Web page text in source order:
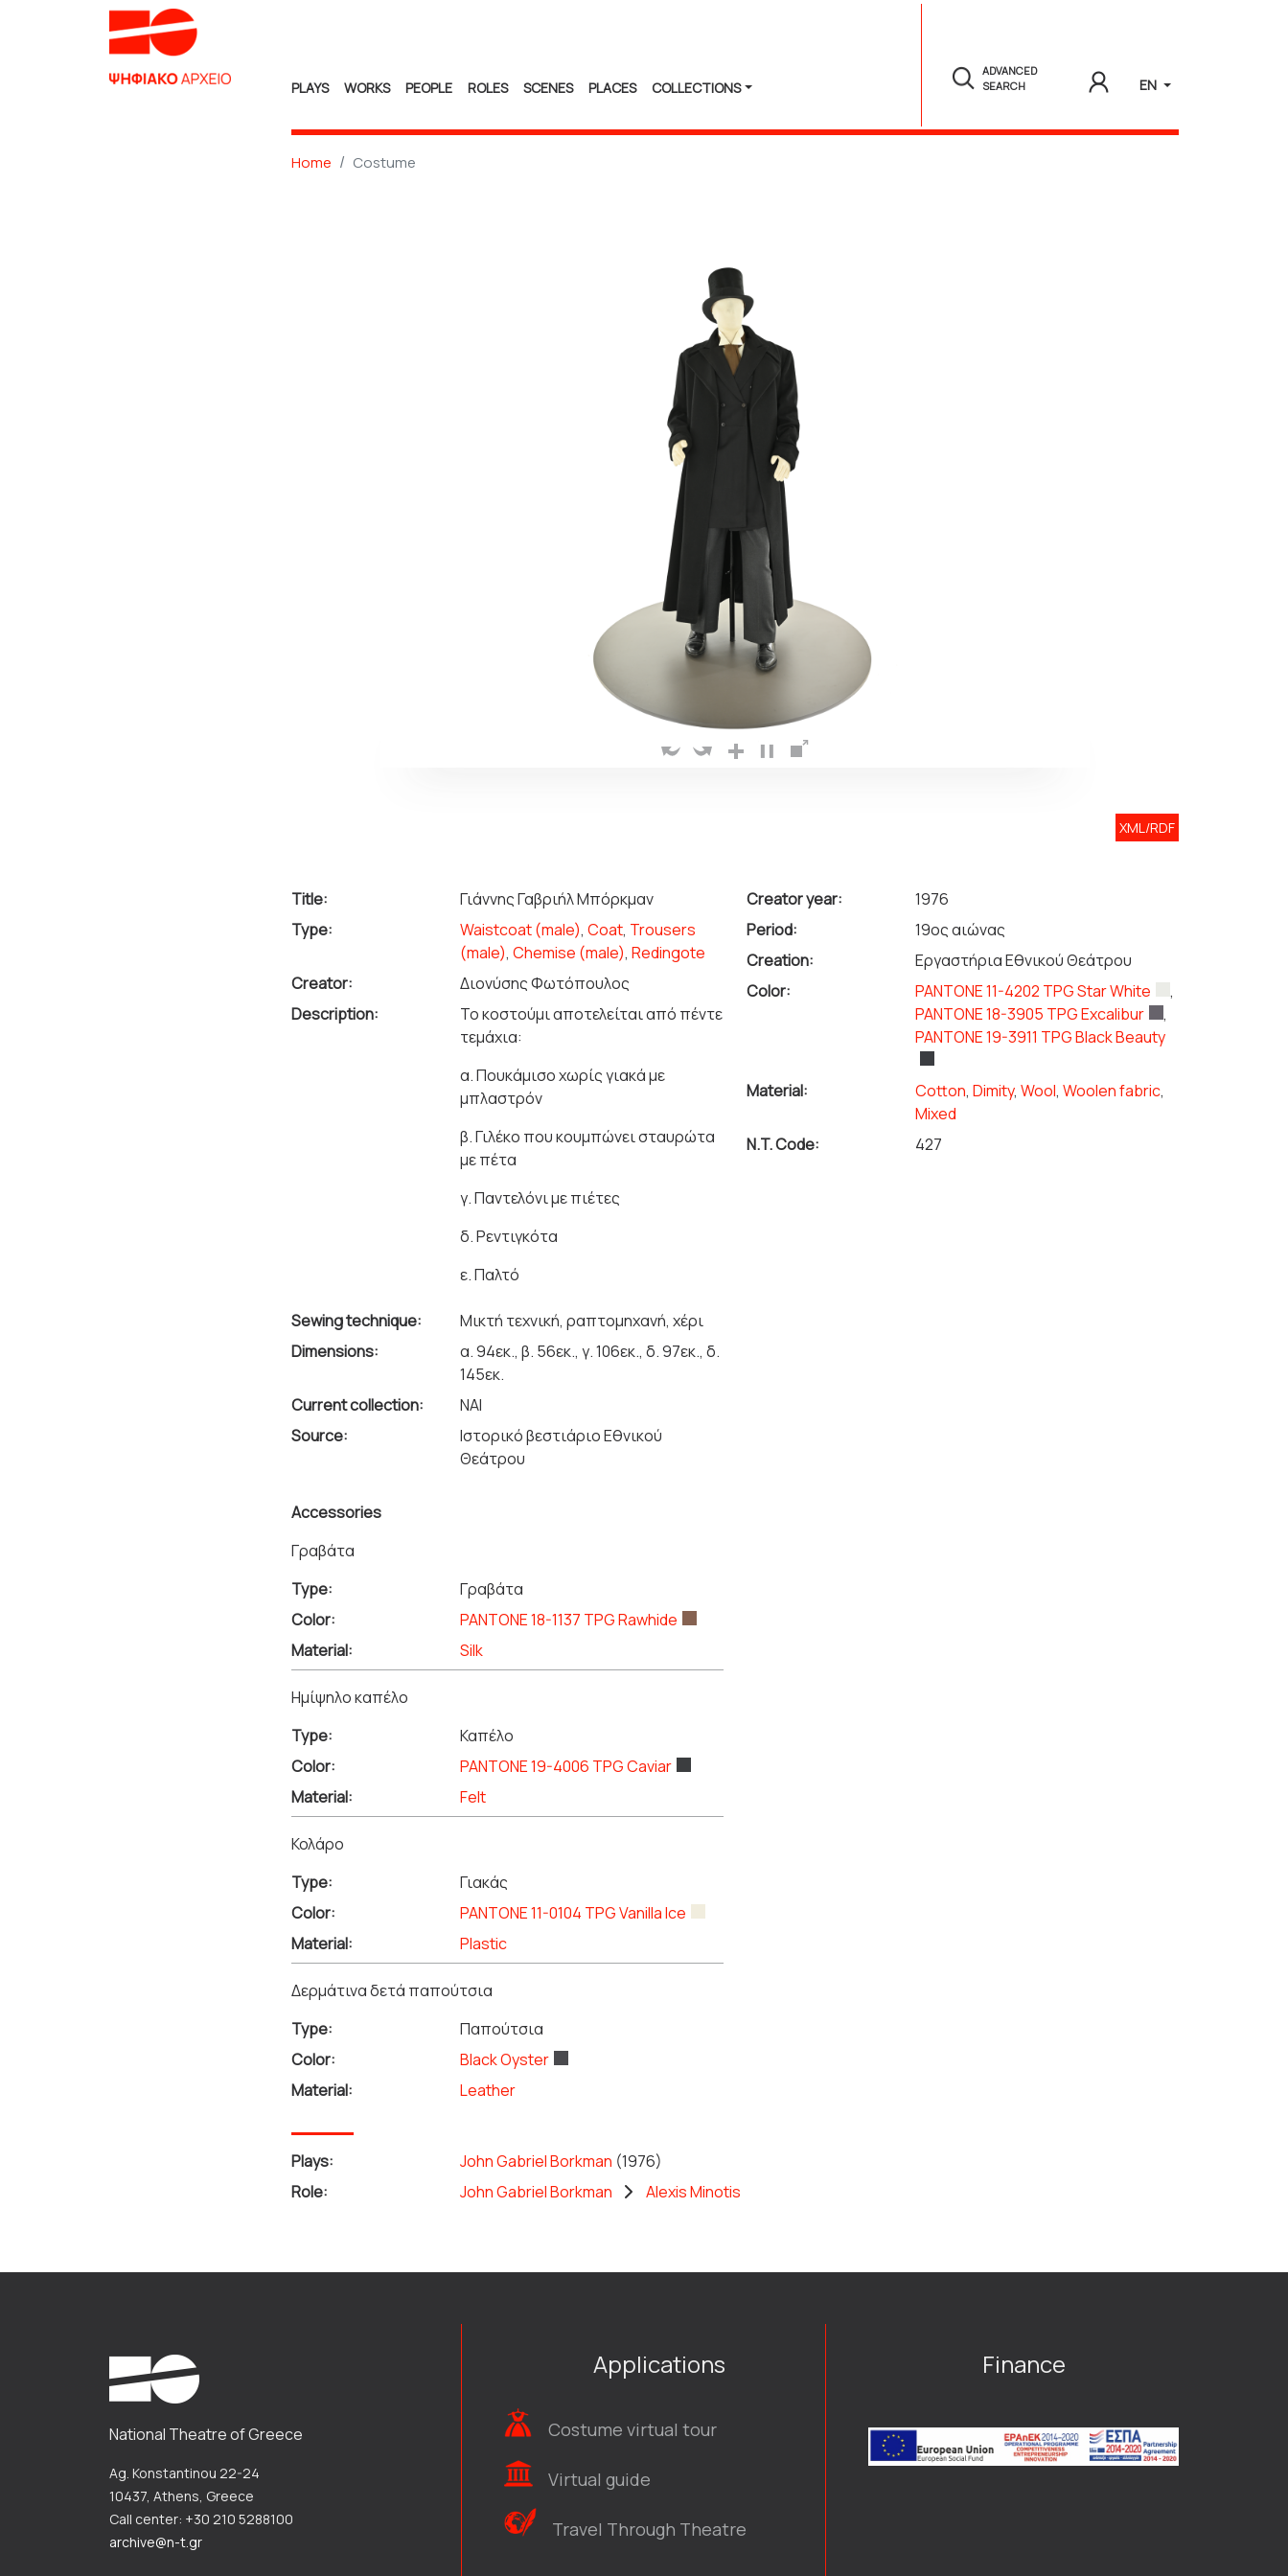
PLAYS WORKS PEOPLE ROLES SCENES PLACES COLLECTIONS
ADVANCED
SEARCH
EN
Home Costume
XML/RDF
Title:
Γιάννης Γαβριήλ Μπόρκμαν
Type:
Waistcoat (male), Coat, Trousers
(male), Chemise (male), Redingote
Creator:
Διονύσης Φωτόπουλος
Description:
Το κοστούμι αποτελείται από πέντε
τεμάχια:
α. Πουκάμισο χωρίς γιακά με
μπλαστρόν
β. Γιλέκο που κουμπώνει σταυρώτα
με πέτα
γ. Παντελόνι με πιέτες
δ. Ρεντιγκότα
ε. Παλτό
Sewing technique:
Μικτή τεχνική, ραπτομηχανή, χέρι
Dimensions:
α. 94εκ., β. 56εκ., γ. 106εκ., δ. 97εκ., δ.
145εκ.
Current collection:
ΝΑΙ
Source:
Ιστορικό βεστιάριο Εθνικού
Θεάτρου
Creator year:
1976
Period:
19ος αιώνας
Creation:
Εργαστήρια Εθνικού Θεάτρου
Color:
PANTONE 11-4202 TPG Star White
,
PANTONE 18-3905 TPG Excalibur
,
PANTONE 19-3911 TPG Black Beauty
Material: Cotton, Dimity, Wool, Woolen fabric,
Mixed
N.T. Code:
427
Accessories
Γραβάτα
Type:
Γραβάτα
Color:
PANTONE 18-1137 TPG Rawhide
Material:
Silk
Ημίψηλο καπέλο
Type:
Καπέλο
Color:
PANTONE 19-4006 TPG Caviar
Material:
Felt
Κολάρο
Type:
Γιακάς
Color:
PANTONE 11-0104 TPG Vanilla Ice
Material:
Plastic
Δερμάτινα δετά παπούτσια
Type:
Παπούτσια
Color:
Black Oyster
Material:
Leather
Plays: John Gabriel Borkman (1976)
Role:
John Gabriel Borkman Alexis Minotis
National Theatre of Greece
Ag. Konstantinou 22-24
10437, Athens, Greece
Call center: +30 210 5288100
archive@n-t.gr
Applications
Costume virtual tour
Virtual guide
Travel Through Theatre
Finance